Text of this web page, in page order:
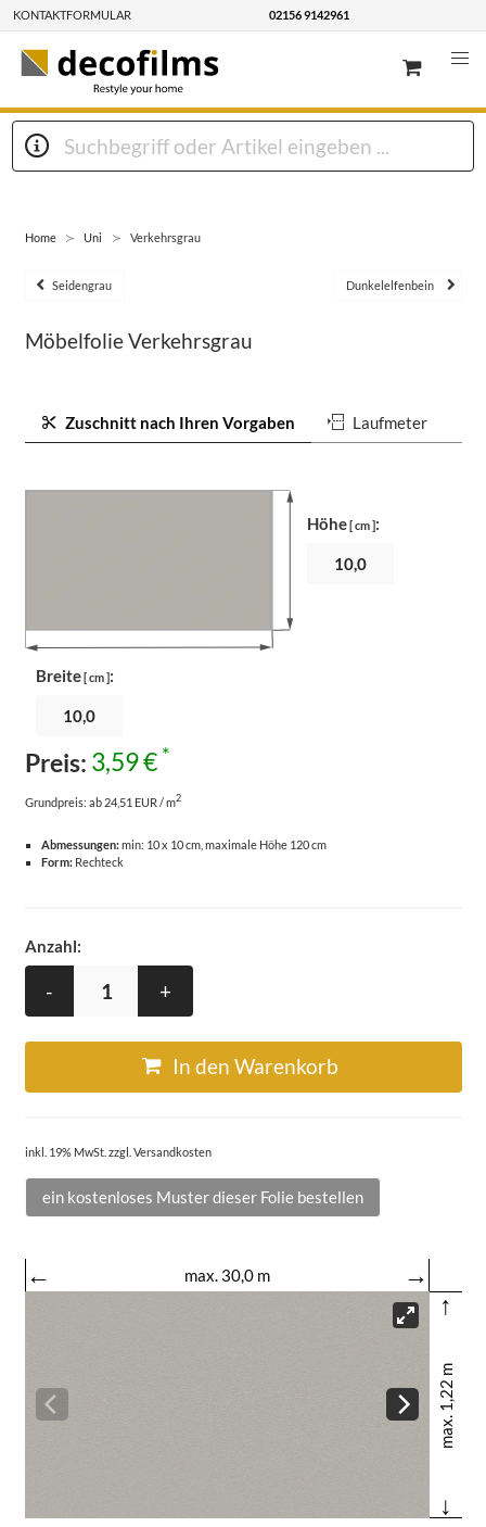
KONTAKTFORMULAR 02156 9142961
Home Uni Verkehrsgrau
Seidengrau Dunkelelfenbein
Möbelfolie Verkehrsgrau
Zuschnitt nach Ihren Vorgaben Laufmeter
Breite[ cm ]:
Höhe[ cm ]:
Preis: 3,59 € *
Grundpreis: ab 24,51 EUR / m2
Abmessungen:min: 10 x 10 cm, maximale Höhe 120 cm
Form:Rechteck
Anzahl:
- +
In den Warenkorb
inkl. 19% MwSt. zzgl. Versandkosten
ein kostenloses Muster dieser Folie bestellen
← max. 30,0 m
→
↑
max. 1,22 m
↓